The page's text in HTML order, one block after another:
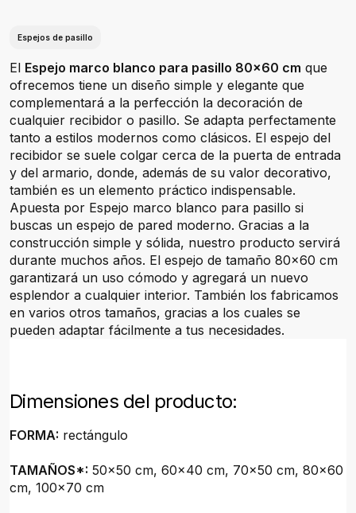
Espejos de pasillo
El Espejo marco blanco para pasillo 80x60 cm que
ofrecemos tiene un diseño simple y elegante que
complementará a la perfección la decoración de
cualquier recibidor o pasillo. Se adapta perfectamente
tanto a estilos modernos como clásicos. El espejo del
recibidor se suele colgar cerca de la puerta de entrada
y del armario, donde, además de su valor decorativo,
también es un elemento práctico indispensable.
Apuesta por Espejo marco blanco para pasillo si
buscas un espejo de pared moderno. Gracias a la
construcción simple y sólida, nuestro producto servirá
durante muchos años. El espejo de tamaño 80x60 cm
garantizará un uso cómodo y agregará un nuevo
esplendor a cualquier interior. También los fabricamos
en varios otros tamaños, gracias a los cuales se
pueden adaptar fácilmente a tus necesidades.
Dimensiones del producto:
FORMA: rectángulo
TAMAÑOS*: 50x50 cm, 60x40 cm, 70x50 cm, 80x60
cm, 100x70 cm